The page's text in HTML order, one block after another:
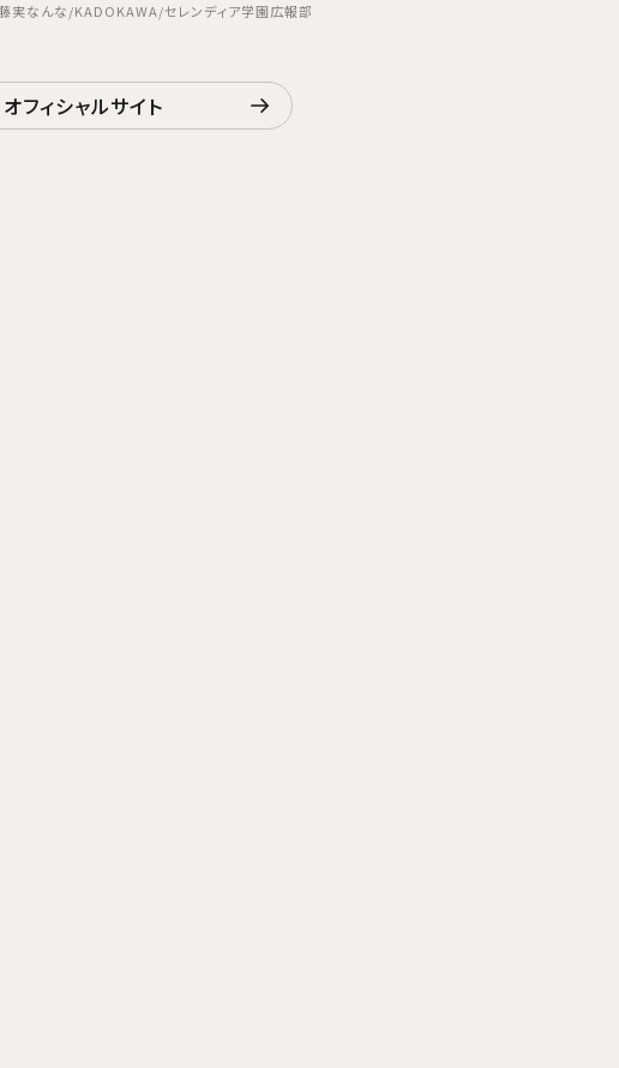
実なんな/KADOKAWA/セレンディア学園広報部
オフィシャルサイト